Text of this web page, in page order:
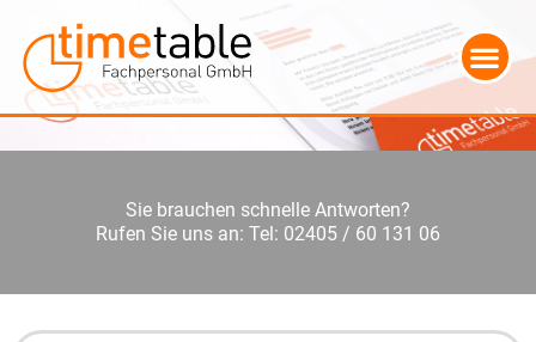
Sie brauchen schnelle Antworten?
Rufen Sie uns an: Tel: 02405 / 60 131 06